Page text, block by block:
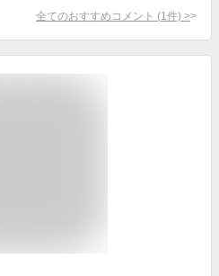
全てのおすすめコメント (1 件) >